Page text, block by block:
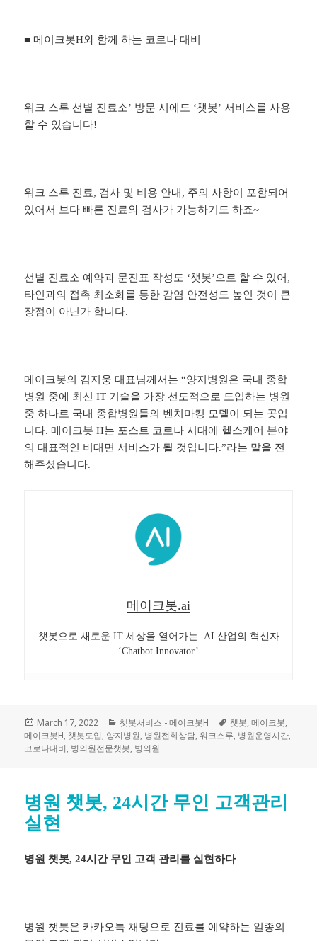
■ 메이크봇H와 함께 하는 코로나 대비
워크 스루 선별 진료소’ 방문 시에도 ‘챗봇’ 서비스를 사용
할 수 있습니다!
워크 스루 진료, 검사 및 비용 안내, 주의 사항이 포함되어
있어서 보다 빠른 진료와 검사가 가능하기도 하죠~
선별 진료소 예약과 문진표 작성도 ‘챗봇’으로 할 수 있어,
타인과의 접촉 최소화를 통한 감염 안전성도 높인 것이 큰
장점이 아닌가 합니다.
메이크봇의 김지웅 대표님께서는 “양지병원은 국내 종합
병원 중에 최신 IT 기술을 가장 선도적으로 도입하는 병원
중 하나로 국내 종합병원들의 벤치마킹 모델이 되는 곳입
니다. 메이크봇 H는 포스트 코로나 시대에 헬스케어 분야
의 대표적인 비대면 서비스가 될 것입니다.”라는 말을 전
해주셨습니다.
메이크봇.ai
챗봇으로 새로운 IT 세상을 열어가는 AI 산업의 혁신자
‘Chatbot Innovator’
Posted
on
March 17, 2022 Categories
챗봇서비스 - 메이크봇H Tags
챗봇,메이크봇,
메이크봇H, 챗봇도입, 양지병원, 병원전화상담,워크스루, 병원운영시간,
코로나대비, 병의원전문챗봇, 병의원
병원 챗봇, 24시간 무인 고객관리
실현
병원 챗봇, 24시간 무인 고객 관리를 실현하다
병원 챗봇은 카카오톡 채팅으로 진료를 예약하는 일종의